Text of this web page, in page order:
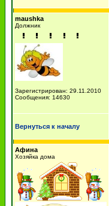
maushka
Должник
Зарегистрирован: 29.11.2010
Сообщения: 14630
Вернуться к началу
Афина
Хозяйка дома